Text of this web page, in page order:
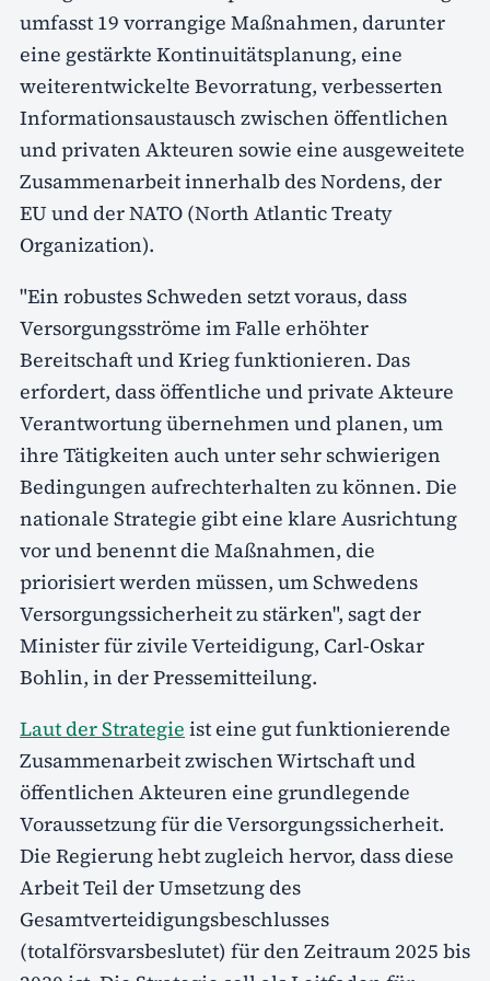
umfasst 19 vorrangige Maßnahmen, darunter
eine gestärkte Kontinuitätsplanung, eine
weiterentwickelte Bevorratung, verbesserten
Informationsaustausch zwischen öffentlichen
und privaten Akteuren sowie eine ausgeweitete
Zusammenarbeit innerhalb des Nordens, der
EU und der NATO (North Atlantic Treaty
Organization).
"Ein robustes Schweden setzt voraus, dass
Versorgungsströme im Falle erhöhter
Bereitschaft und Krieg funktionieren. Das
erfordert, dass öffentliche und private Akteure
Verantwortung übernehmen und planen, um
ihre Tätigkeiten auch unter sehr schwierigen
Bedingungen aufrechterhalten zu können. Die
nationale Strategie gibt eine klare Ausrichtung
vor und benennt die Maßnahmen, die
priorisiert werden müssen, um Schwedens
Versorgungssicherheit zu stärken", sagt der
Minister für zivile Verteidigung, Carl-Oskar
Bohlin, in der Pressemitteilung.
Laut der Strategie ist eine gut funktionierende
Zusammenarbeit zwischen Wirtschaft und
öffentlichen Akteuren eine grundlegende
Voraussetzung für die Versorgungssicherheit.
Die Regierung hebt zugleich hervor, dass diese
Arbeit Teil der Umsetzung des
Gesamtverteidigungsbeschlusses
(totalförsvarsbeslutet) für den Zeitraum 2025 bis